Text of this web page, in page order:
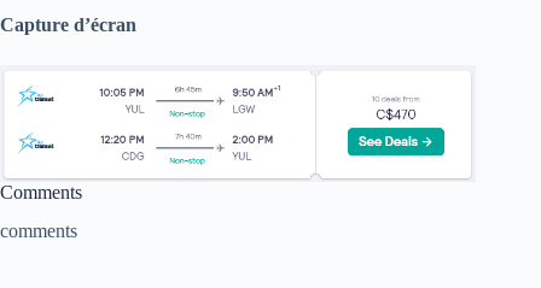
Capture d’écran
Comments
comments